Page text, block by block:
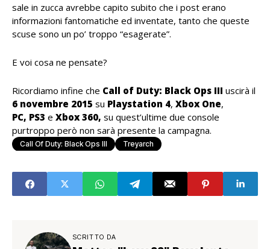
sale in zucca avrebbe capito subito che i post erano
informazioni fantomatiche ed inventate, tanto che queste
scuse sono un po’ troppo “esagerate”.
E voi cosa ne pensate?
Ricordiamo infine che Call of Duty: Black Ops III uscirà il
6 novembre 2015 su Playstation 4, Xbox One,
PC, PS3 e Xbox 360, su quest’ultime due console
purtroppo però non sarà presente la campagna.
Call Of Duty: Black Ops III Treyarch
SCRITTO DA